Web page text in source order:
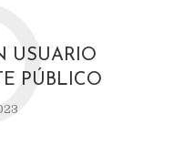
USUARIO
PÚBLICO